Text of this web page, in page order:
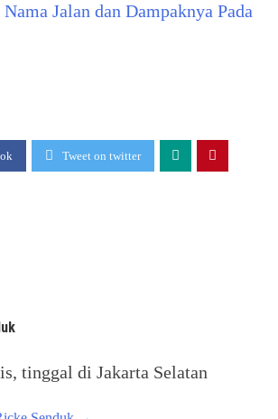
Jalan dan Dampaknya Pada
Tweet on twitter
tinggal di Jakarta Selatan